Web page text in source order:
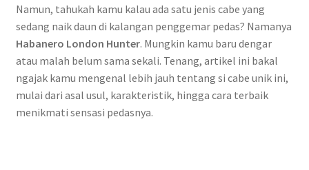
Namun, tahukah kamu kalau ada satu jenis cabe yang
sedang naik daun di kalangan penggemar pedas? Namanya
Habanero London Hunter. Mungkin kamu baru dengar
atau malah belum sama sekali. Tenang, artikel ini bakal
ngajak kamu mengenal lebih jauh tentang si cabe unik ini,
mulai dari asal usul, karakteristik, hingga cara terbaik
menikmati sensasi pedasnya.